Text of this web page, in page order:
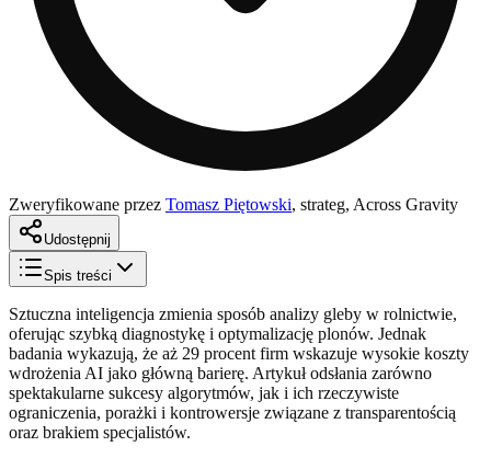
Zweryfikowane przez Tomasz Piętowski, strateg, Across Gravity
Udostępnij
Spis treści
Sztuczna inteligencja zmienia sposób analizy gleby w rolnictwie,
oferując szybką diagnostykę i optymalizację plonów. Jednak
badania wykazują, że aż 29 procent firm wskazuje wysokie koszty
wdrożenia AI jako główną barierę. Artykuł odsłania zarówno
spektakularne sukcesy algorytmów, jak i ich rzeczywiste
ograniczenia, porażki i kontrowersje związane z transparentością
oraz brakiem specjalistów.